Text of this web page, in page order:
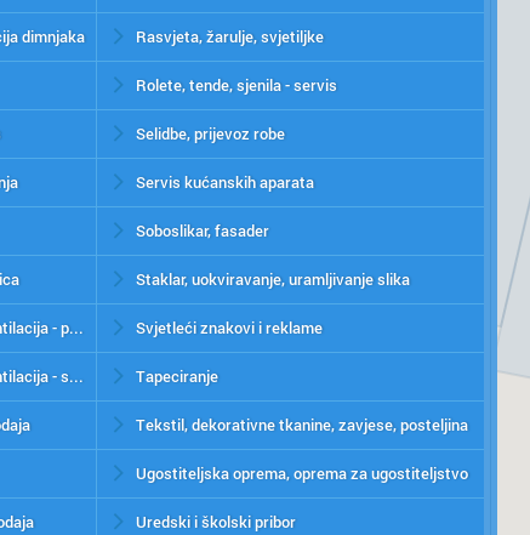
dimnjaka
Klima, rashladni uređaji, grijanje, ventilacija - prodaja
Klima, rashladni uređaji, grijanje, ventilacija - servis
Rasvjeta, žarulje, svjetiljke
Rolete, tende, sjenila - servis
Selidbe, prijevoz robe
Servis kućanskih aparata
Soboslikar, fasader
Staklar, uokviravanje, uramljivanje slika
Svjetleći znakovi i reklame
Tapeciranje
Tekstil, dekorativne tkanine, zavjese, posteljina
Ugostiteljska oprema, oprema za ugostiteljstvo
Uredski i školski pribor